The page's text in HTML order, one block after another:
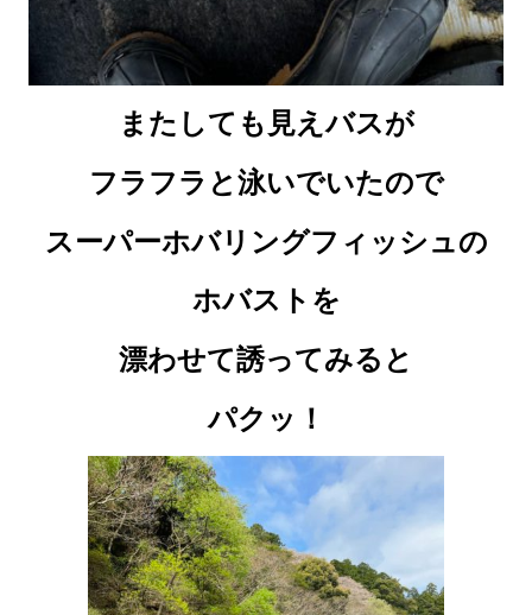
またしても見えバスが
フラフラと泳いでいたので
スーパーホバリングフィッシュの
ホバストを
漂わせて誘ってみると
パクッ！